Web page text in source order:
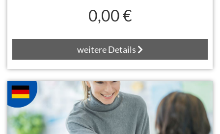
0,00 €
weitere Details